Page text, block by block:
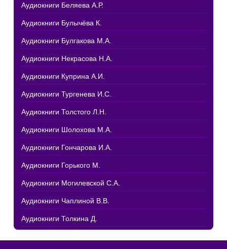
Аудиокниги Беляева А.Р.
Аудиокниги Булычёва К.
Аудиокниги Булгакова М.А.
Аудиокниги Некрасова Н.А.
Аудиокниги Куприна А.И.
Аудиокниги Тургенева И.С.
Аудиокниги Толстого Л.Н.
Аудиокниги Шолохова М.А.
Аудиокниги Гончарова И.А.
Аудиокниги Горького М.
Аудиокниги Могилевской С.А.
Аудиокниги Чаплиной В.В.
Аудиокниги Толкина Д.